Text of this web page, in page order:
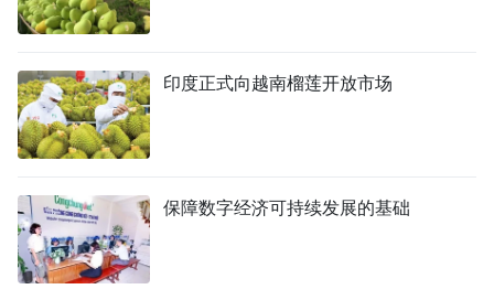
印度正式向越南榴莲开放市场
保障数字经济可持续发展的基础